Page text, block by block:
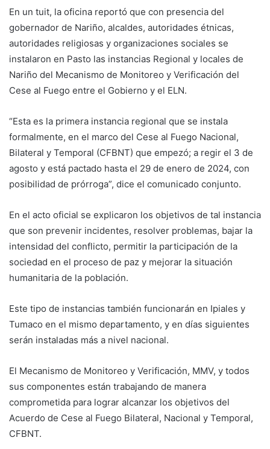
En un tuit, la oficina reportó que con presencia del
gobernador de Nariño, alcaldes, autoridades étnicas,
autoridades religiosas y organizaciones sociales se
instalaron en Pasto las instancias Regional y locales de
Nariño del Mecanismo de Monitoreo y Verificación del
Cese al Fuego entre el Gobierno y el ELN.
“Esta es la primera instancia regional que se instala
formalmente, en el marco del Cese al Fuego Nacional,
Bilateral y Temporal (CFBNT) que empezó; a regir el 3 de
agosto y está pactado hasta el 29 de enero de 2024, con
posibilidad de prórroga”, dice el comunicado conjunto.
En el acto oficial se explicaron los objetivos de tal instancia
que son prevenir incidentes, resolver problemas, bajar la
intensidad del conflicto, permitir la participación de la
sociedad en el proceso de paz y mejorar la situación
humanitaria de la población.
Este tipo de instancias también funcionarán en Ipiales y
Tumaco en el mismo departamento, y en días siguientes
serán instaladas más a nivel nacional.
El Mecanismo de Monitoreo y Verificación, MMV, y todos
sus componentes están trabajando de manera
comprometida para lograr alcanzar los objetivos del
Acuerdo de Cese al Fuego Bilateral, Nacional y Temporal,
CFBNT.